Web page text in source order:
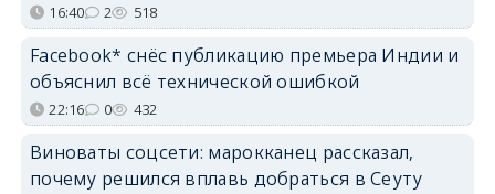
16:40 2 518
Facebook* снёс публикацию премьера Индии и
объяснил всё технической ошибкой
22:16 0 432
Виноваты соцсети: марокканец рассказал,
почему решился вплавь добраться в Сеуту